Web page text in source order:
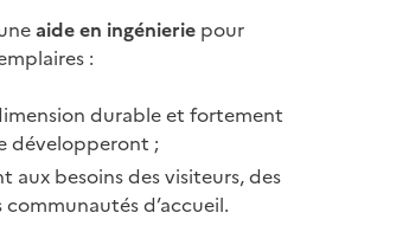
aide en ingénierie pour
:
durable et fortement
développeront ;
aux besoins des visiteurs, des
d’accueil.